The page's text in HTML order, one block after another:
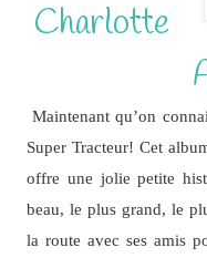
Charlotte
Maintenant qu’on
Super Tracteur! Cet
offre une jolie petite
beau, le plus grand, le
la route avec ses amis